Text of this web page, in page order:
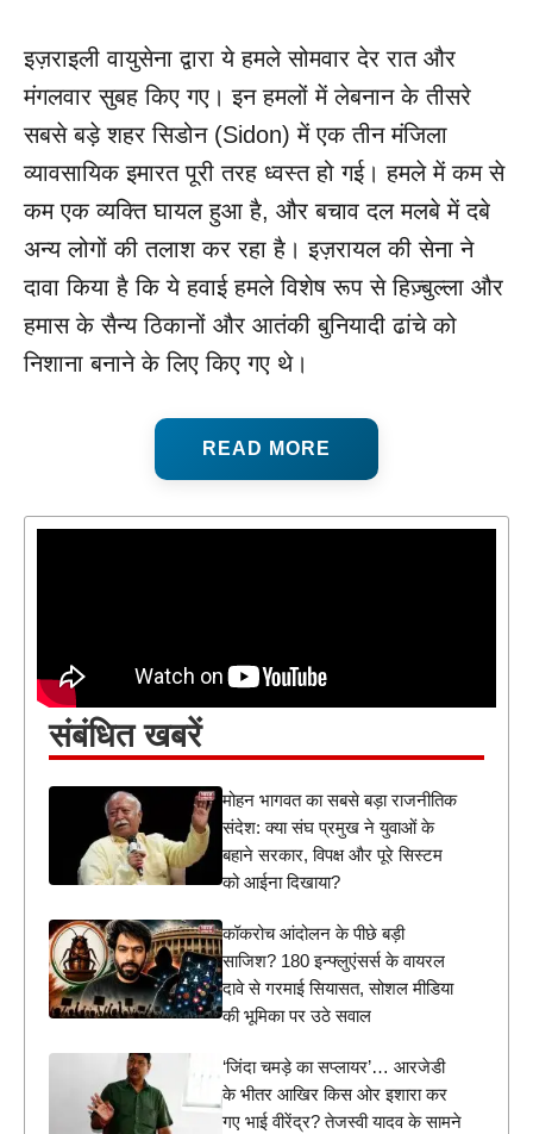
इज़राइली वायुसेना द्वारा ये हमले सोमवार देर रात और
मंगलवार सुबह किए गए। इन हमलों में लेबनान के तीसरे
सबसे बड़े शहर सिडोन (Sidon) में एक तीन मंजिला
व्यावसायिक इमारत पूरी तरह ध्वस्त हो गई। हमले में कम से
कम एक व्यक्ति घायल हुआ है, और बचाव दल मलबे में दबे
अन्य लोगों की तलाश कर रहा है। इज़रायल की सेना ने
दावा किया है कि ये हवाई हमले विशेष रूप से हिज़्बुल्ला और
हमास के सैन्य ठिकानों और आतंकी बुनियादी ढांचे को
निशाना बनाने के लिए किए गए थे।
READ MORE
संबंधित खबरें
मोहन भागवत का सबसे बड़ा राजनीतिक
संदेश: क्या संघ प्रमुख ने युवाओं के
बहाने सरकार, विपक्ष और पूरे सिस्टम
को आईना दिखाया?
कॉकरोच आंदोलन के पीछे बड़ी
साजिश? 180 इन्फ्लुएंसर्स के वायरल
दावे से गरमाई सियासत, सोशल मीडिया
की भूमिका पर उठे सवाल
‘जिंदा चमड़े का सप्लायर’… आरजेडी
के भीतर आखिर किस ओर इशारा कर
गए भाई वीरेंद्र? तेजस्वी यादव के सामने